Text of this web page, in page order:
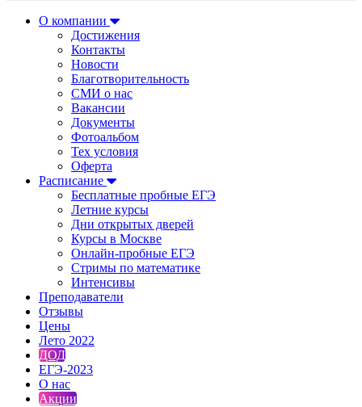
О компании
Достижения
Контакты
Новости
Благотворительность
СМИ о нас
Вакансии
Документы
Фотоальбом
Тех условия
Оферта
Расписание
Бесплатные пробные ЕГЭ
Летние курсы
Дни открытых дверей
Курсы в Москве
Онлайн-пробные ЕГЭ
Стримы по математике
Интенсивы
Преподаватели
Отзывы
Цены
Лето 2022
ДОД
ЕГЭ-2023
О нас
Акции